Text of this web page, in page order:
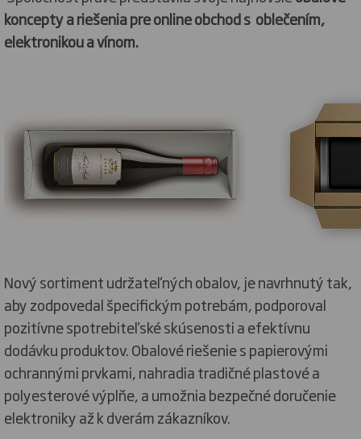
koncepty a riešenia pre online obchod s oblečením,
elektronikou a vínom.
Nový sortiment udržateľných obalov, je navrhnutý tak,
aby zodpovedal špecifickým potrebám, podporoval
pozitívne spotrebiteľské skúsenosti a efektívnu
dodávku produktov. Obalové riešenie s papierovými
ochrannými prvkami, nahradia tradičné plastové a
polyesterové výplňe, a umožnia bezpečné doručenie
elektroniky až k dverám zákazníkov.